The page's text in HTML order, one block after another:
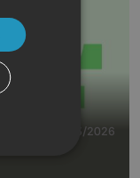
23/03/2026